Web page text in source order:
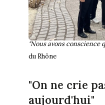
"Nous avons conscience
du Rhône
"On ne crie
aujourd'hui"